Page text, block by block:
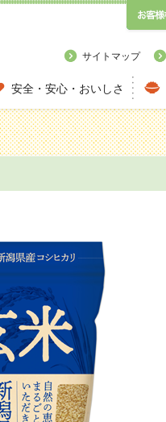
サイトマップ
安全・安心・おいしさ